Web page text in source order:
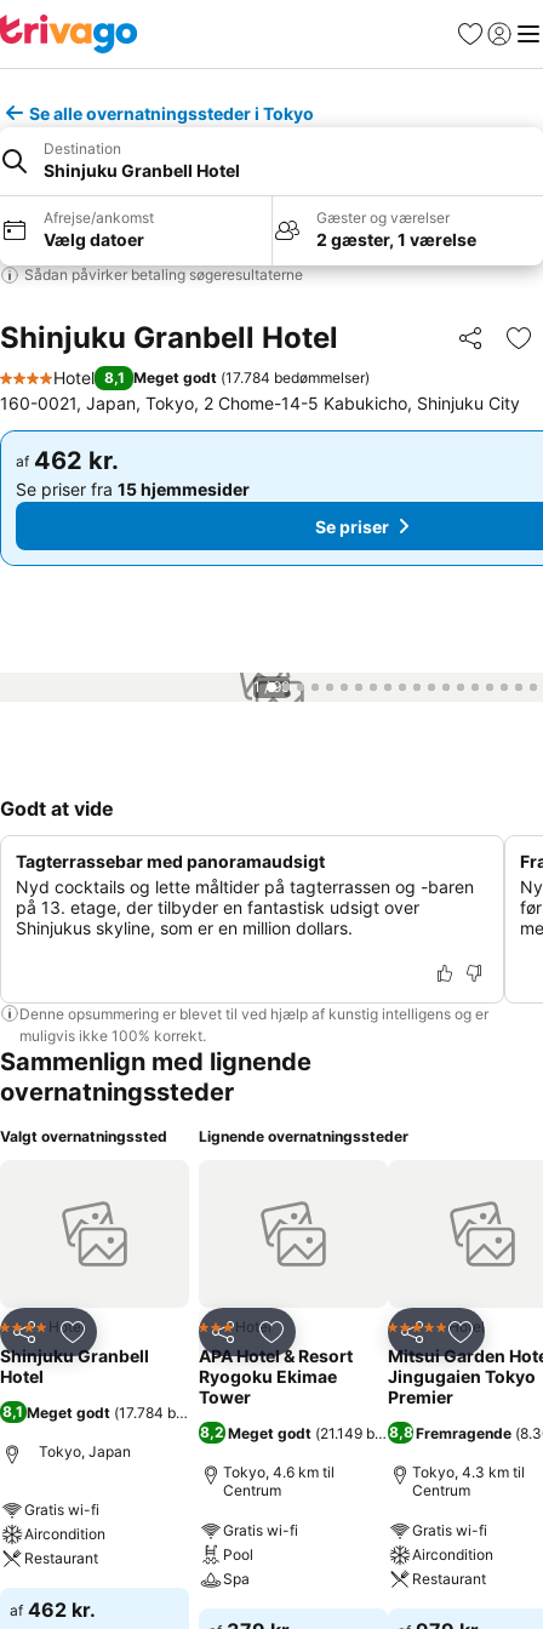
Favoritter
Log ind
Se alle overnatningssteder i Tokyo
Destination
Shinjuku Granbell Hotel
Afrejse/ankomst
Vælg datoer
Gæster og værelser
2 gæster, 1 værelse
Sådan påvirker betaling søgeresultaterne
Shinjuku Granbell Hotel Del
4 Stjerner
Hotel 8,1 Meget godt (17.784 bedømmelser)
160-0021, Japan, Tokyo, 2 Chome-14-5 Kabukicho, Shinjuku City
af 462 kr.
Se priser fra 15 hjemmesider
af 462 kr.
Se priser fra 15 hjemmesider
Se priser
1 / 99
Godt at vide
Tagterrassebar med panoramaudsigt
Nyd cocktails og lette måltider på tagterrassen og -baren
på 13. etage, der tilbyder en fantastisk udsigt over
Shinjukus skyline, som er en million dollars.
Denne opsummering er blevet til ved hjælp af kunstig intelligens og er
muligvis ikke 100% korrekt.
Sammenlign med lignende
overnatningssteder
Valgt overnatningssted
Del Føj til favoritter
4 StjernerHotel
Shinjuku Granbell
Hotel
8,1 Meget godt (17.784 bedømmelser
Tokyo, Japan
Gratis wi-fi
Aircondition
Restaurant
af 462 kr.
Lignende overnatningssteder
Del Føj til favoritter
3 Stjerner
Hotel
APA Hotel & Resort
Ryogoku Ekimae
Tower
8,2Meget godt (21.149 bedømmelser)
Tokyo, 4.6 km til
Centrum
Gratis wi-fi
Pool
Spa
Del Føj til
5 StjernerHotel
Mitsui Garden
Jingugaien Tokyo
Premier
8,8Fremragende (
Tokyo, 4.3 km til
Centrum
Gratis wi-fi
Aircondition
Restaurant